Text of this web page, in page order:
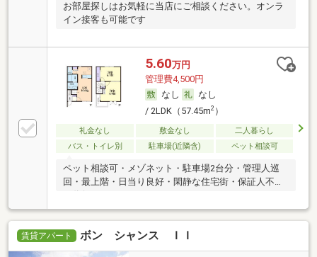
お部屋探しはお気軽に当店にご相談ください。オンラ
イン接客も可能です
5.60万円
管理費4,500円
なし
なし
/ 2LDK（57.45m2）
礼金なし 敷金なし
二人暮らし
バス・トイレ別
駐車場(近隣含) ペット相談可
ペット相談可・メゾネット・駐車場2台分・管理人巡
回・最上階・日当り良好・閑静な住宅街・保証人不要
賃貸アパート ボン シャンス ＩＩ